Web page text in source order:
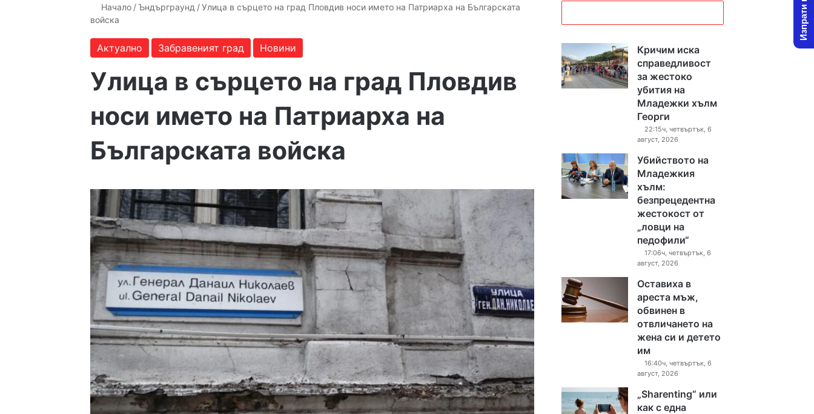
Начало / Ъндърграунд / Улица в сърцето на град Пловдив носи името на Патриарха на Българската
войска
Актуално Забравеният град Новини
Улица в сърцето на град Пловдив
носи името на Патриарха на
Българската войска
Кричим иска
справедливост
за жестоко
убития на
Младежки хълм
Георги
22:15ч, четвъртък, 6
август, 2026
Убийството на
Младежкия
хълм:
безпрецедентна
жестокост от
„ловци на
педофили“
17:06ч, четвъртък, 6
август, 2026
Оставиха в
ареста мъж,
обвинен в
отвличането на
жена си и детето
им
16:40ч, четвъртък, 6
август, 2026
„Sharenting“ или
как с една